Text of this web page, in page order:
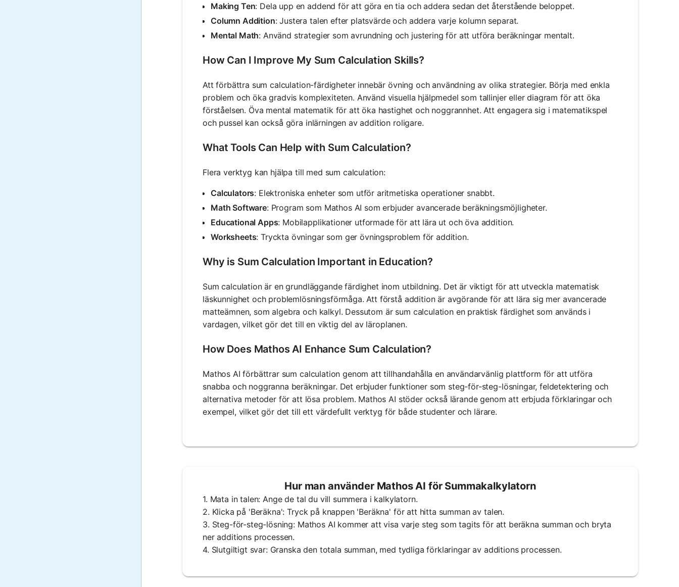
Making Ten: Dela upp en addend för att göra en tia och addera sedan det återstående beloppet.
Column Addition: Justera talen efter platsvärde och addera varje kolumn separat.
Mental Math: Använd strategier som avrundning och justering för att utföra beräkningar mentalt.
How Can I Improve My Sum Calculation Skills?
Att förbättra sum calculation-färdigheter innebär övning och användning av olika strategier. Börja med enkla
problem och öka gradvis komplexiteten. Använd visuella hjälpmedel som tallinjer eller diagram för att öka
förståelsen. Öva mental matematik för att öka hastighet och noggrannhet. Att engagera sig i matematikspel
och pussel kan också göra inlärningen av addition roligare.
What Tools Can Help with Sum Calculation?
Flera verktyg kan hjälpa till med sum calculation:
Calculators: Elektroniska enheter som utför aritmetiska operationer snabbt.
Math Software: Program som Mathos AI som erbjuder avancerade beräkningsmöjligheter.
Educational Apps: Mobilapplikationer utformade för att lära ut och öva addition.
Worksheets: Tryckta övningar som ger övningsproblem för addition.
Why is Sum Calculation Important in Education?
Sum calculation är en grundläggande färdighet inom utbildning. Det är viktigt för att utveckla matematisk
läskunnighet och problemlösningsförmåga. Att förstå addition är avgörande för att lära sig mer avancerade
matteämnen, som algebra och kalkyl. Dessutom är sum calculation en praktisk färdighet som används i
vardagen, vilket gör det till en viktig del av läroplanen.
How Does Mathos AI Enhance Sum Calculation?
Mathos AI förbättrar sum calculation genom att tillhandahålla en användarvänlig plattform för att utföra
snabba och noggranna beräkningar. Det erbjuder funktioner som steg-för-steg-lösningar, feldetektering och
alternativa metoder för att lösa problem. Mathos AI stöder också lärande genom att erbjuda förklaringar och
exempel, vilket gör det till ett värdefullt verktyg för både studenter och lärare.
Hur man använder Mathos AI för Summakalkylatorn
1. Mata in talen: Ange de tal du vill summera i kalkylatorn.
2. Klicka på 'Beräkna': Tryck på knappen 'Beräkna' för att hitta summan av talen.
3. Steg-för-steg-lösning: Mathos AI kommer att visa varje steg som tagits för att beräkna summan och bryta
ner additions processen.
4. Slutgiltigt svar: Granska den totala summan, med tydliga förklaringar av additions processen.